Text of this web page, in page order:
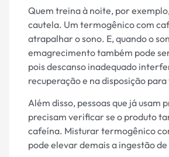
Quem treina à noite, por
cautela. Um termogênico com
atrapalhar o sono. E, quando o
emagrecimento também pode
pois descanso inadequado
recuperação e na disposição
Além disso, pessoas que já usam
precisam verificar se o produto
cafeína. Misturar termogênico
pode elevar demais a ingestão